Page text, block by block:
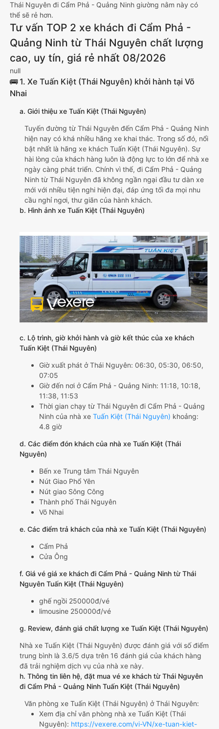
Thái Nguyên đi Cẩm Phả - Quảng Ninh giường nằm này có
thể sẽ rẻ hơn.
Tư vấn TOP 2 xe khách đi Cẩm Phả -
Quảng Ninh từ Thái Nguyên chất lượng
cao, uy tín, giá rẻ nhất 08/2026
null
🚌 1. Xe Tuấn Kiệt (Thái Nguyên) khởi hành tại Võ
Nhai
a. Giới thiệu xe Tuấn Kiệt (Thái Nguyên)
Tuyến đường từ Thái Nguyên đến Cẩm Phả - Quảng Ninh
hiện nay có khá nhiều hãng xe khai thác. Trong số đó, nổi
bật nhất là hãng xe khách Tuấn Kiệt (Thái Nguyên). Sự
hài lòng của khách hàng luôn là động lực to lớn để nhà xe
ngày càng phát triển. Chính vì thế, đi Cẩm Phả - Quảng
Ninh từ Thái Nguyên đã không ngần ngại đầu tư dàn xe
mới với nhiều tiện nghi hiện đại, đáp ứng tối đa mọi nhu
cầu nghỉ ngơi, thư giãn của hành khách.
b. Hình ảnh xe Tuấn Kiệt (Thái Nguyên)
c. Lộ trình, giờ khởi hành và giờ kết thúc của xe khách
Tuấn Kiệt (Thái Nguyên)
Giờ xuất phát ở Thái Nguyên: 06:30, 05:30, 06:50,
07:05
Giờ đến nơi ở Cẩm Phả - Quảng Ninh: 11:18, 10:18,
11:38, 11:53
Thời gian chạy từ Thái Nguyên đi Cẩm Phả - Quảng
Ninh của nhà xe Tuấn Kiệt (Thái Nguyên) khoảng:
4.8 giờ
d. Các điểm đón khách của nhà xe Tuấn Kiệt (Thái
Nguyên)
Bến xe Trung tâm Thái Nguyên
Nút Giao Phổ Yên
Nút giao Sông Công
Thành phố Thái Nguyên
Võ Nhai
e. Các điểm trả khách của nhà xe Tuấn Kiệt (Thái Nguyên)
Cẩm Phả
Cửa Ông
f. Giá vé giá xe khách đi Cẩm Phả - Quảng Ninh từ Thái
Nguyên Tuấn Kiệt (Thái Nguyên)
ghế ngồi 250000đ/vé
limousine 250000đ/vé
g. Review, đánh giá chất lượng xe Tuấn Kiệt (Thái Nguyên)
Nhà xe Tuấn Kiệt (Thái Nguyên) được đánh giá với số điểm
trung bình là 3.6/5 dựa trên 16 đánh giá của khách hàng
đã trải nghiệm dịch vụ của nhà xe này.
h. Thông tin liên hệ, đặt mua vé xe khách từ Thái Nguyên
đi Cẩm Phả - Quảng Ninh Tuấn Kiệt (Thái Nguyên)
Văn phòng xe Tuấn Kiệt (Thái Nguyên) ở Thái Nguyên:
Xem địa chỉ văn phòng nhà xe Tuấn Kiệt (Thái
Nguyên): https://vexere.com/vi-VN/xe-tuan-kiet-